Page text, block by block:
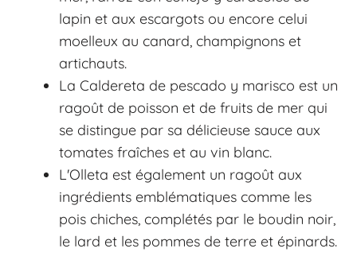
lapin et aux escargots ou encore celui
moelleux au canard, champignons et
artichauts.
La Caldereta de pescado y marisco est un
ragoût de poisson et de fruits de mer qui
se distingue par sa délicieuse sauce aux
tomates fraîches et au vin blanc.
L'Olleta est également un ragoût aux
ingrédients emblématiques comme les
pois chiches, complétés par le boudin noir,
le lard et les pommes de terre et épinards.